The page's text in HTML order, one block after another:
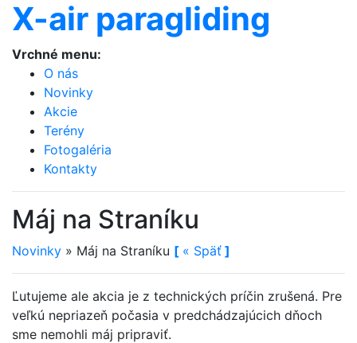
X-air paragliding
Vrchné menu:
O nás
Novinky
Akcie
Terény
Fotogaléria
Kontakty
Máj na Straníku
Novinky » Máj na Straníku [ « Späť ]
Ľutujeme ale akcia je z technických príčin zrušená. Pre
veľkú nepriazeň počasia v predchádzajúcich dňoch
sme nemohli máj pripraviť.